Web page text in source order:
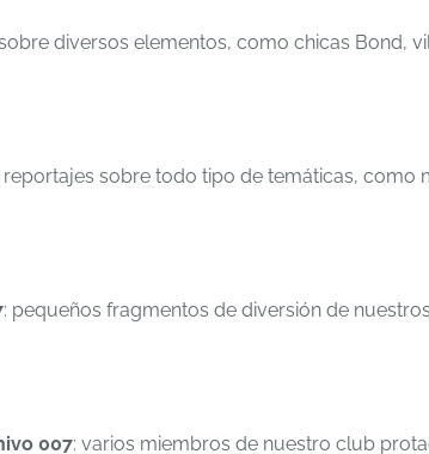
diversos elementos, como chicas Bond,
reportajes sobre todo tipo de temáticas, como
: pequeños fragmentos de diversión de
007: varios miembros de nuestro club